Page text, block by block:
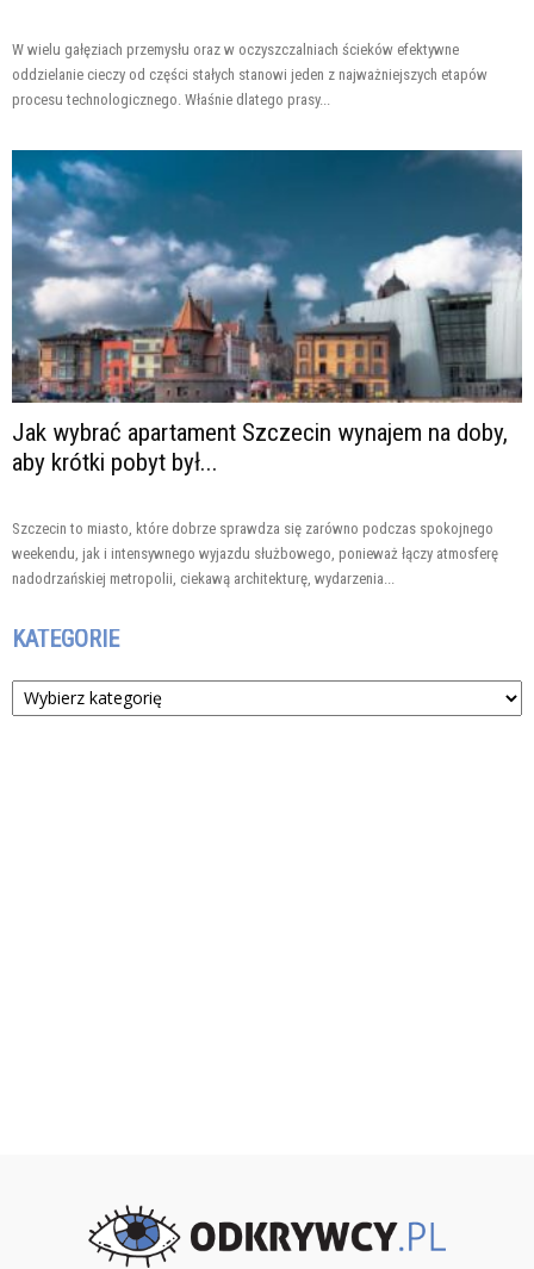
W wielu gałęziach przemysłu oraz w oczyszczalniach ścieków efektywne
oddzielanie cieczy od części stałych stanowi jeden z najważniejszych etapów
procesu technologicznego. Właśnie dlatego prasy...
Jak wybrać apartament Szczecin wynajem na doby,
aby krótki pobyt był...
Szczecin to miasto, które dobrze sprawdza się zarówno podczas spokojnego
weekendu, jak i intensywnego wyjazdu służbowego, ponieważ łączy atmosferę
nadodrzańskiej metropolii, ciekawą architekturę, wydarzenia...
KATEGORIE
Kategorie